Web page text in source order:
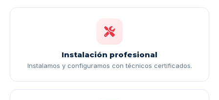
Instalación profesional
Instalamos y configuramos con técnicos certificados.